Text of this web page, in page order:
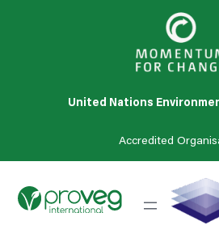
United Nations
Accredited